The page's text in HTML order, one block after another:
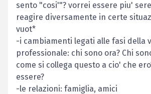
sento "cosi'"? vorrei essere piu'
reagire diversamente in certe
vuot*
-i cambiamenti legati alle fasi della
professionale: chi sono ora? Chi
come si collega questo a cio' che
essere?
-le relazioni: famiglia, amici